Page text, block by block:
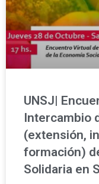
UNSJ|
Intercambio
(extensión,
formación)
Solidaria en